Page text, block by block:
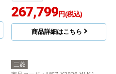
HXVシリーズ ズバ暖 霧
ヶ峰 住設モデル ルーム
エアコン MSZ-HXV282
6S-W 工事費込
空気清浄